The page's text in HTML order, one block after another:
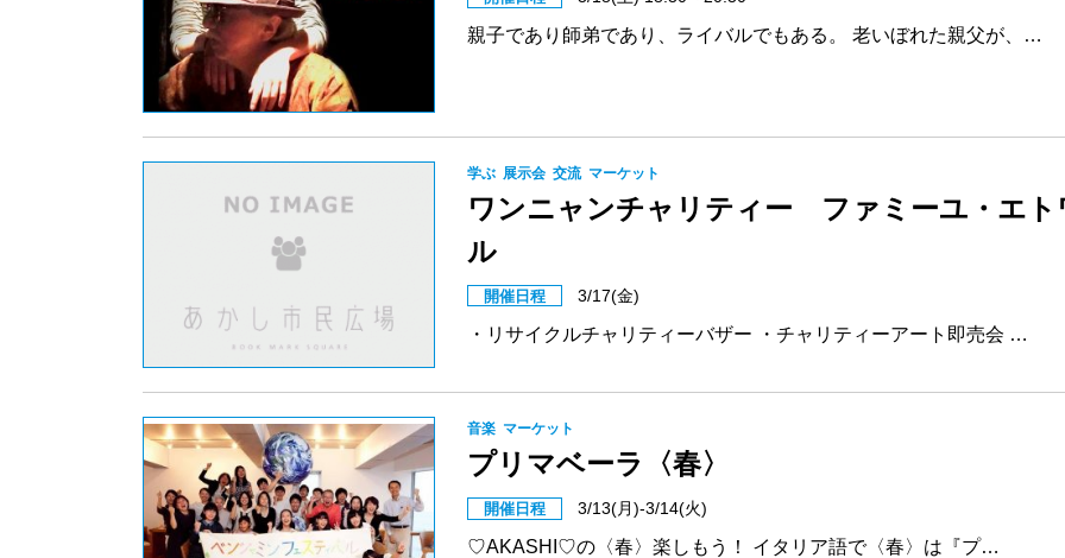
親子であり師弟であり、ライバルでもある。 老いぼれた親父が、…
学ぶ 展示会 交流 マーケット
ワンニャンチャリティー ファミーユ・エト
ル
開催日程 3/17(金)
・リサイクルチャリティーバザー ・チャリティーアート即売会 …
音楽 マーケット
プリマベーラ〈春〉
開催日程 3/13(月)-3/14(火)
♡AKASHI♡の〈春〉楽しもう！ イタリア語で〈春〉は『プ…